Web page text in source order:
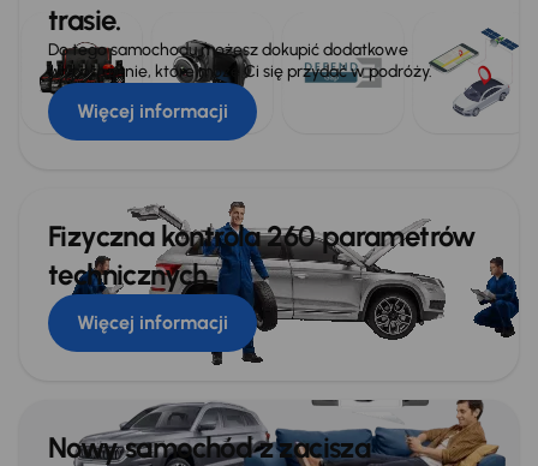
trasie.
Do tego samochodu możesz dokupić dodatkowe
wyposażenie, które może Ci się przydać w podróży.
Więcej informacji
Fizyczna kontrola 260 parametrów
technicznych
Więcej informacji
Nowy samochód z zacisza